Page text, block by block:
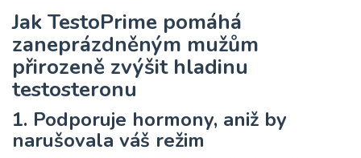
Jak TestoPrime pomáhá
zaneprázdněným mužům
přirozeně zvýšit hladinu
testosteronu
1. Podporuje hormony, aniž by
narušovala váš režim